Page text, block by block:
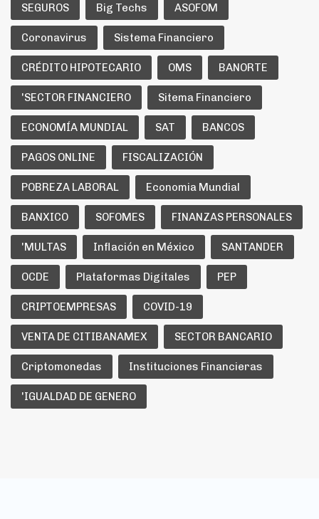
SEGUROS Big Techs ASOFOM
Coronavirus Sistema Financiero
CRÉDITO HIPOTECARIO OMS BANORTE
'SECTOR FINANCIERO Sitema Financiero
ECONOMÍA MUNDIAL SAT BANCOS
PAGOS ONLINE FISCALIZACIÓN
POBREZA LABORAL Economia Mundial
BANXICO SOFOMES FINANZAS PERSONALES
'MULTAS Inflación en México SANTANDER
OCDE Plataformas Digitales PEP
CRIPTOEMPRESAS COVID-19
VENTA DE CITIBANAMEX SECTOR BANCARIO
Criptomonedas Instituciones Financieras
'IGUALDAD DE GENERO